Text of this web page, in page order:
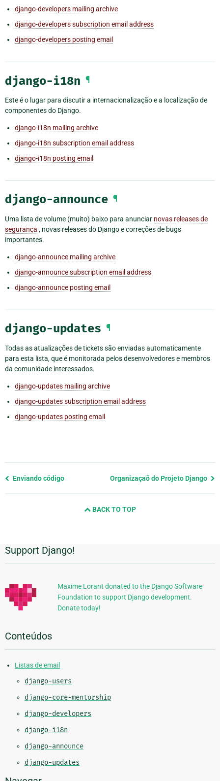
django-developers mailing archive
django-developers subscription email address
django-developers posting email
django-i18n ¶
Este é o lugar para discutir a internacionalização e a localização de
componentes do Django.
django-i18n mailing archive
django-i18n subscription email address
django-i18n posting email
django-announce ¶
Uma lista de volume (muito) baixo para anunciar novas releases de
segurança , novas releases do Django e correções de bugs
importantes.
django-announce mailing archive
django-announce subscription email address
django-announce posting email
django-updates ¶
Todas as atualizações de tickets são enviadas automaticamente
para esta lista, que é monitorada pelos desenvolvedores e membros
da comunidade interessados.
django-updates mailing archive
django-updates subscription email address
django-updates posting email
Previous
Enviando código Organizaçaõ do Projeto Django
BACK TO TOP
Informações
Adicionais
Support Django!
Maxime Lorant donated to the Django Software
Foundation to support Django development.
Donate today!
Conteúdos
Listas de email
django-users
django-core-mentorship
django-developers
django-i18n
django-announce
django-updates